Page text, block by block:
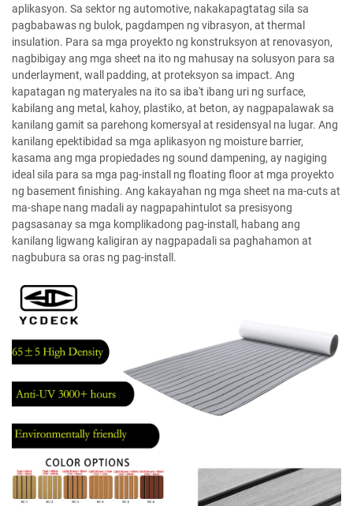
aplikasyon. Sa sektor ng automotive, nakakapagtatag sila sa
pagbabawas ng bulok, pagdampen ng vibrasyon, at thermal
insulation. Para sa mga proyekto ng konstruksyon at renovasyon,
nagbibigay ang mga sheet na ito ng mahusay na solusyon para sa
underlayment, wall padding, at proteksyon sa impact. Ang
kapatagan ng materyales na ito sa iba't ibang uri ng surface,
kabilang ang metal, kahoy, plastiko, at beton, ay nagpapalawak sa
kanilang gamit sa parehong komersyal at residensyal na lugar. Ang
kanilang epektibidad sa mga aplikasyon ng moisture barrier,
kasama ang mga propiedades ng sound dampening, ay nagiging
ideal sila para sa mga pag-install ng floating floor at mga proyekto
ng basement finishing. Ang kakayahan ng mga sheet na ma-cuts at
ma-shape nang madali ay nagpapahintulot sa presisyong
pagsasanay sa mga komplikadong pag-install, habang ang
kanilang ligwang kaligiran ay nagpapadali sa paghahamon at
nagbubura sa oras ng pag-install.